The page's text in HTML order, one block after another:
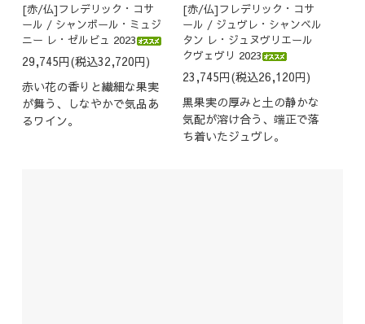
[赤/仏]フレデリック・コサ
ール / シャンボール・ミュジ
ニー レ・ゼルビュ 2023
29,745円(税込32,720円)
赤い花の香りと繊細な果実
が舞う、しなやかで気品あ
るワイン。
[赤/仏]フレデリック・コサ
ール / ジュヴレ・シャンベル
タン レ・ジュヌヴリエール
クヴェヴリ 2023
23,745円(税込26,120円)
黒果実の厚みと土の静かな
気配が溶け合う、端正で落
ち着いたジュヴレ。